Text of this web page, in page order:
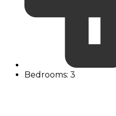
Bedrooms: 3